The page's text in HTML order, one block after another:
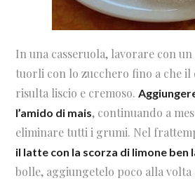
In una casseruola, lavorare con
tuorli con lo zucchero fino a che il
risulta liscio e cremoso.
l’amido di mais, continuando a
eliminare tutti i grumi. Nel
il latte con la scorza di limone ben
bolle, aggiungetelo poco alla volta